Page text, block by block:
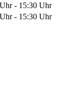
- 15:30 Uhr
- 15:30 Uhr